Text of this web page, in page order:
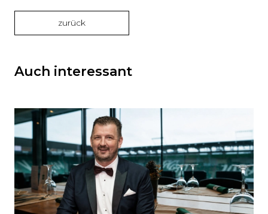
zurück
Auch interessant